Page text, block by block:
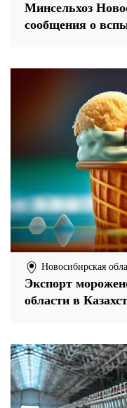
Минсельхоз
сообщения о
Новосибирская
Экспорт
области в